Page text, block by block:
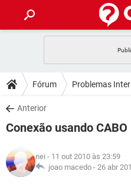
CELULAR
OUTLOOK
INSTAGRAM
DICAS
JOGOS
INSTAGRAM
GUIA DE COMPRAS
DOWNLOADS
JOGOS
OUTLOOK
JOGOS
CELULAR
GLOSSÁRIO
Fórum Problemas
Anterior
Conexão usando CABO
nei - 11 out 2010 às 23:59
joao macedo - 26 abr